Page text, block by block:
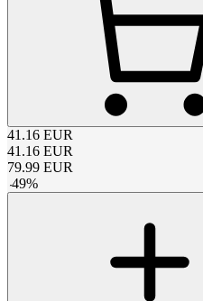
41.16 EUR
41.16 EUR
79.99 EUR
-49%